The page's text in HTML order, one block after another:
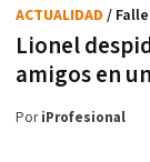
Lionel
amigos en
ACTUALIDAD /
PoriProfesional